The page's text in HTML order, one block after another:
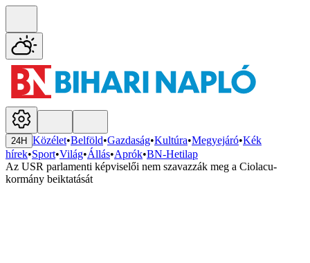
24H Közélet•Belföld•Gazdaság•Kultúra•Megyejáró•Kék
hírek•Sport•Világ•Állás•Aprók•BN-Hetilap
Az USR parlamenti képviselői nem szavazzák meg a Ciolacu-
kormány beiktatását